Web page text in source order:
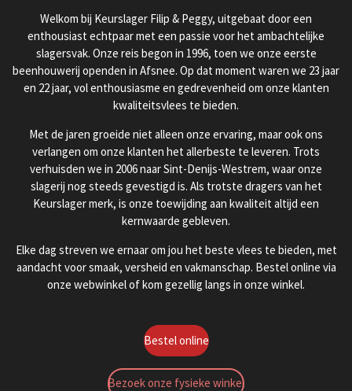
Welkom bij Keurslager Filip & Peggy, uitgebaat door een
enthousiast echtpaar met een passie voor het ambachtelijke
slagersvak. Onze reis begon in 1996, toen we onze eerste
beenhouwerij openden in Afsnee. Op dat moment waren we 23 jaar
en 22 jaar, vol enthousiasme en gedrevenheid om onze klanten
kwaliteitsvlees te bieden.
Met de jaren groeide niet alleen onze ervaring, maar ook ons
verlangen om onze klanten het allerbeste te leveren. Trots
verhuisden we in 2006 naar Sint-Denijs-Westrem, waar onze
slagerij nog steeds gevestigd is. Als trotste dragers van het
Keurslager merk, is onze toewijding aan kwaliteit altijd een
kernwaarde gebleven.
Elke dag streven we ernaar om jou het beste vlees te bieden, met
aandacht voor smaak, versheid en vakmanschap. Bestel online via
onze webwinkel of kom gezellig langs in onze winkel.
Bestel online
Bezoek onze fysieke winkel